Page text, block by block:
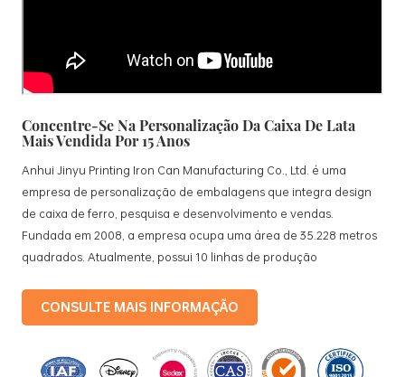
Concentre-Se Na Personalização Da Caixa De Lata
Mais Vendida Por 15 Anos
Anhui Jinyu Printing Iron Can Manufacturing Co., Ltd. é uma
empresa de personalização de embalagens que integra design
de caixa de ferro, pesquisa e desenvolvimento e vendas.
Fundada em 2008, a empresa ocupa uma área de 35.228 metros
quadrados. Atualmente, possui 10 linhas de produção
com uma produção mensal de 3,5 milhões de caixas de ferro. Os
produtos da empresa incluem: caixas de lata de comida, caixas
promocionais para presentes e bandejas de folha-de-flandres,
CONSULTE MAIS INFORMAÇÃO